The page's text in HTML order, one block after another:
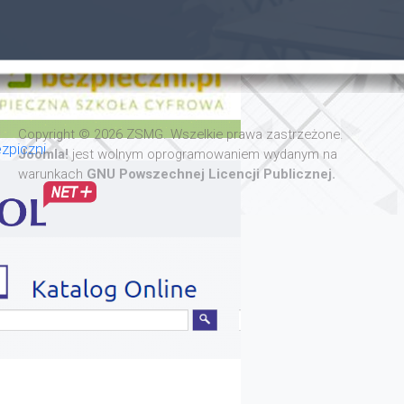
Copyright © 2026 ZSMG. Wszelkie prawa zastrzeżone.
Joomla! jest wolnym oprogramowaniem wydanym na
warunkach GNU Powszechnej Licencji Publicznej.